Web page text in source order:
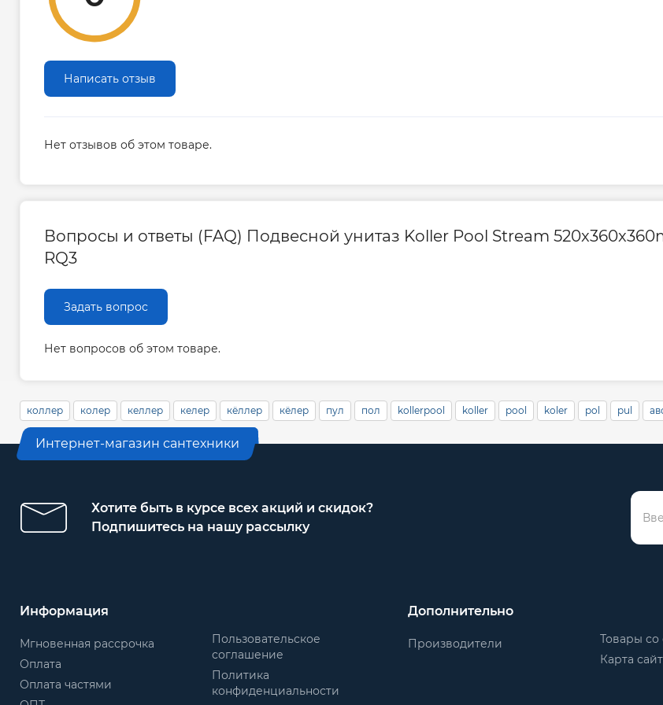
Гарантия
Написать отзыв
Нет отзывов об этом товаре.
Вопросы и ответы (FAQ) Подвесной унитаз Koller Pool Stream
RQ3
Задать вопрос
Нет вопросов об этом товаре.
коллер колер келлер келер кёллер кёлер пул пол kollerpool koller pool koler pol pul
Интернет-магазин сантехники
Хотите быть в курсе всех акций и скидок?
Подпишитесь на нашу рассылку
Информация
Мгновенная рассрочка
Оплата
Оплата частями
Пользовательское
соглашение
Политика
конфиденциальности
Дополнительно
Производители
Товары со
Карта